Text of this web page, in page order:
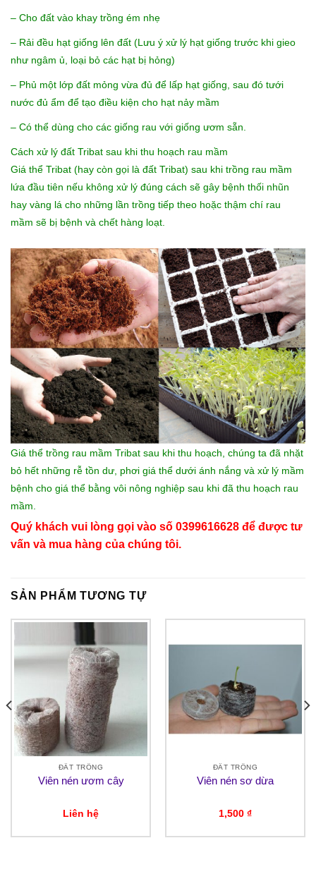
– Cho đất vào khay trồng ém nhẹ
– Rải đều hạt giống lên đất (Lưu ý xử lý hạt giống trước khi gieo
như ngâm ủ, loại bỏ các hạt bị hỏng)
– Phủ một lớp đất mỏng vừa đủ để lấp hạt giống, sau đó tưới
nước đủ ẩm để tạo điều kiện cho hạt nảy mầm
– Có thể dùng cho các giống rau với giống ươm sẵn.
Cách xử lý đất Tribat sau khi thu hoạch rau mầm
Giá thể Tribat (hay còn gọi là đất Tribat) sau khi trồng rau mầm
lứa đầu tiên nếu không xử lý đúng cách sẽ gây bệnh thối nhũn
hay vàng lá cho những lần trồng tiếp theo hoặc thậm chí rau
mầm sẽ bị bệnh và chết hàng loạt.
Giá thể trồng rau mầm Tribat sau khi thu hoạch, chúng ta đã nhặt
bỏ hết những rễ tồn dư, phơi giá thể dưới ánh nắng và xử lý mầm
bệnh cho giá thể bằng vôi nông nghiệp sau khi đã thu hoạch rau
mầm.
Quý khách vui lòng gọi vào số 0399616628 để được tư
vấn và mua hàng của chúng tôi.
SẢN PHẨM TƯƠNG TỰ
ĐẤT TRỒNG
Viên nén ươm cây
Liên hệ
ĐẤT TRỒNG
Viên nén sơ dừa
1,500 ₫